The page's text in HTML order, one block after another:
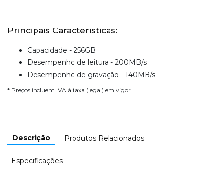
Principais Caracteristicas:
Capacidade - 256GB
Desempenho de leitura - 200MB/s
Desempenho de gravação - 140MB/s
* Preços incluem IVA à taxa (legal) em vigor
Descrição Produtos Relacionados
Especificações